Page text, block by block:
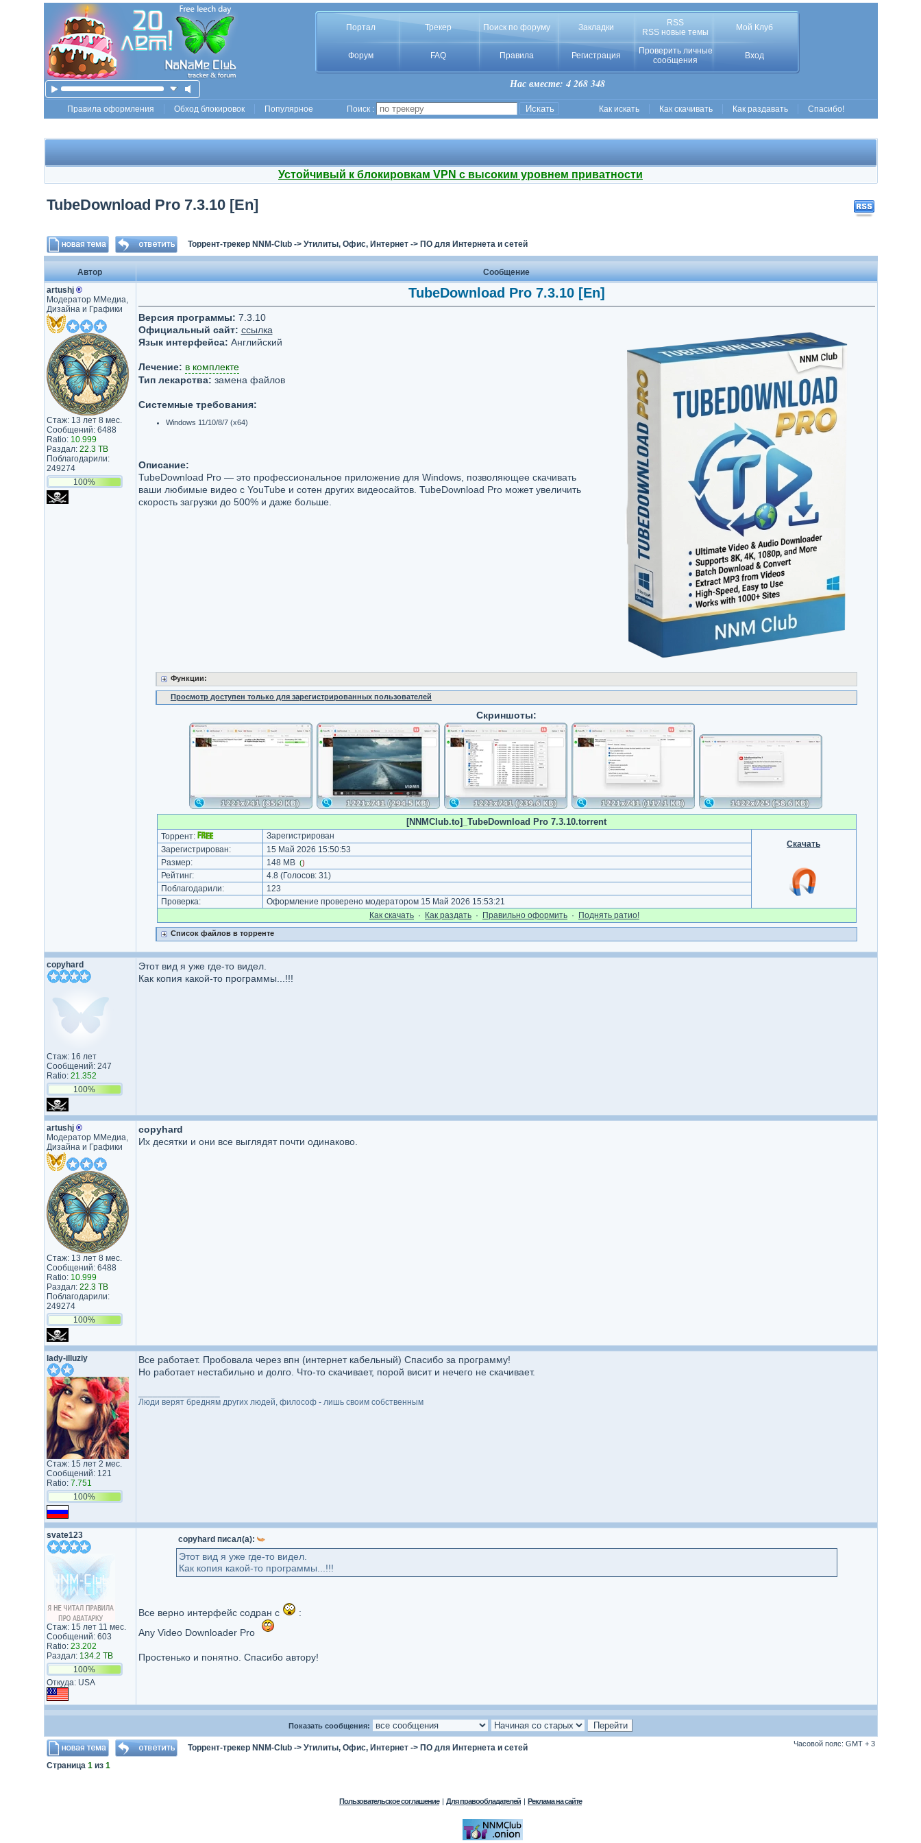
Портал Трекер Поиск по форуму Закладки
RSS
RSS новые темы
Мой Клуб
Форум FAQ Правила Регистрация
Проверить личные
сообщения
Вход
Нас вместе: 4 268 348
Правила оформления Обход блокировок Популярное Поиск : Как искать Как скачивать Как раздавать Спасибо!
Устойчивый к блокировкам VPN с высоким уровнем приватности
TubeDownload Pro 7.3.10 [En]
Торрент-трекер NNM-Club-> Утилиты, Офис, Интернет-> ПО для Интернета и сетей
Автор
Сообщение
artushj ®
Модератор ММедиа,
Дизайна и Графики
Стаж: 13 лет 8 мес.
Сообщений: 6488
Ratio: 10.999
Раздал: 22.3 TB
Поблагодарили:
249274
100%
TubeDownload Pro 7.3.10 [En]
Версия программы: 7.3.10
Официальный сайт: ссылка
Язык интерфейса: Английский
Лечение: в комплекте
Тип лекарства: замена файлов
Системные требования:
Windows 11/10/8/7 (x64)
Описание:
TubeDownload Pro — это профессиональное приложение для Windows, позволяющее скачивать
ваши любимые видео с YouTube и сотен других видеосайтов. TubeDownload Pro может увеличить
скорость загрузки до 500% и даже больше.
Функции:
Просмотр доступен только для зарегистрированных пользователей
Скриншоты:
[NNMClub.to]_TubeDownload Pro 7.3.10.torrent
Торрент:
Зарегистрирован
Скачать
Зарегистрирован:
15 Май 2026 15:50:53
Размер:
148 MB ()
Рейтинг: 4.8 (Голосов: 31)
Поблагодарили:
123
Проверка:
Оформление проверено модератором 15 Май 2026 15:53:21
Как cкачать · Как раздать · Правильно оформить · Поднять ратио!
Список файлов в торренте
copyhard
Стаж: 16 лет
Сообщений: 247
Ratio: 21.352
100%
Этот вид я уже где-то видел.
Как копия какой-то программы...!!!
artushj ®
Модератор ММедиа,
Дизайна и Графики
Стаж: 13 лет 8 мес.
Сообщений: 6488
Ratio: 10.999
Раздал: 22.3 TB
Поблагодарили:
249274
100%
copyhard
Их десятки и они все выглядят почти одинаково.
lady-illuziy
Стаж: 15 лет 2 мес.
Сообщений: 121
Ratio: 7.751
100%
Все работает. Пробовала через впн (интернет кабельный) Спасибо за программу!
Но работает нестабильно и долго. Что-то скачивает, порой висит и нечего не скачивает.
Люди верят бредням других людей, философ - лишь своим собственным
svate123
Стаж: 15 лет 11 мес.
Сообщений: 603
Ratio: 23.202
Раздал: 134.2 TB
100%
Откуда: USA
copyhard писал(а):
Этот вид я уже где-то видел.
Как копия какой-то программы...!!!
Все верно интерфейс содран с
:
Any Video Downloader Pro
Простенько и понятно. Спасибо автору!
Показать сообщения:
Торрент-трекер NNM-Club-> Утилиты, Офис, Интернет-> ПО для Интернета и сетей Часовой пояс: GMT + 3
Страница 1из 1
Пользовательское соглашение | Для правообладателей | Реклама на сайте